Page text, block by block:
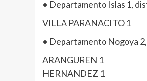
• Departamento Islas 1,
VILLA PARANACITO 1
• Departamento Nogoya
ARANGUREN 1
HERNANDEZ 1